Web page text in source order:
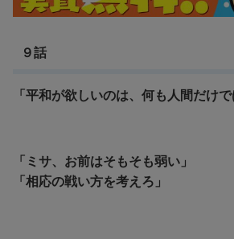
９話
「平和が欲しいのは、何も人間だけで
「ミサ、お前はそもそも弱い」
「相応の戦い方を考えろ」